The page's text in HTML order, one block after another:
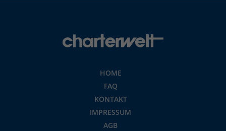
HOME
FAQ
KONTAKT
IMPRESSUM
AGB